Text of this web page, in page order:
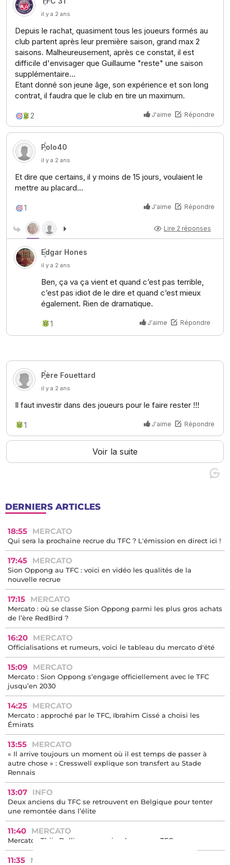
DERNIERS ARTICLES
18:55 MERCATO
Qui sera la prochaine recrue du TFC ? L'émission en direct ici !
17:45 MERCATO
Sion Oppong au TFC : voici en vidéo les qualités de la
nouvelle recrue
17:15 MERCATO
Mercato : où se classe Sion Oppong parmi les plus gros achats
de l’ère RedBird ?
16:20 MERCATO
Officialisations et rumeurs, voici le tableau du mercato d'été
15:09 MERCATO
Mercato : Sion Oppong s’engage officiellement avec le TFC
jusqu’en 2030
14:25 MERCATO
Mercato : approché par le TFC, Ibrahim Cissé a choisi les
Émirats
13:55 MERCATO
« Il arrive toujours un moment où il est temps de passer à
autre chose » : Cresswell explique son transfert au Stade
Rennais
13:07 INFO
Deux anciens du TFC se retrouvent en Belgique pour tenter
une remontée dans l’élite
11:40 MERCATO
Mercato : Thijs Dallinga ne reviendra pas au TFC
11:35 MERCATO